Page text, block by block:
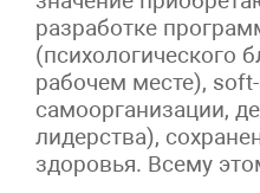
разработке
(психологического
рабочем месте),
самоорганизации,
лидерства),
здоровья. Всему